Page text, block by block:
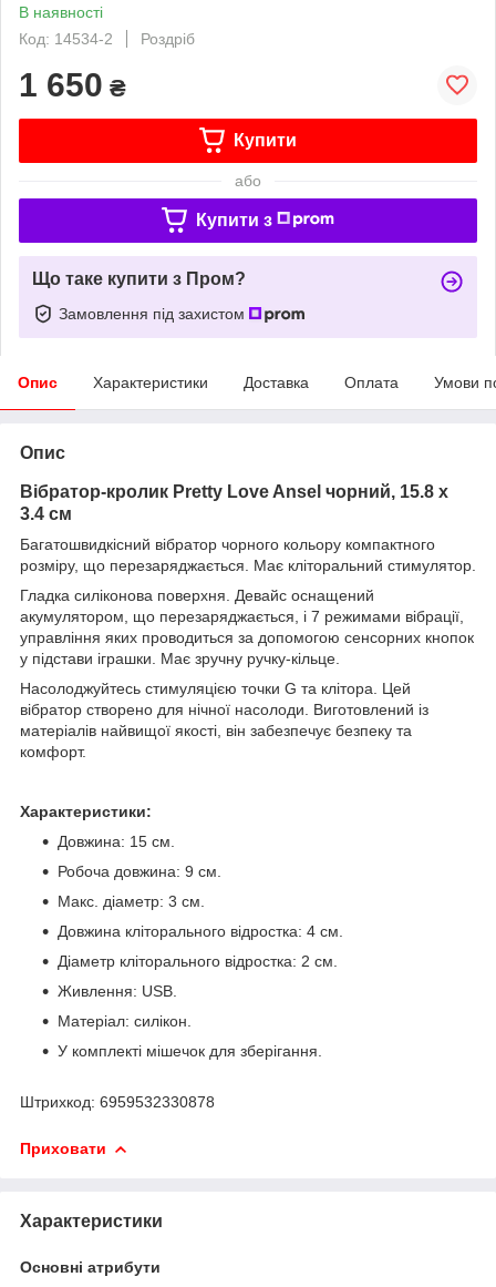
В наявності
Код: 14534-2
Роздріб
1 650 ₴
Купити
або
Купити з
Що таке купити з Пром?
Замовлення під захистом
Опис Характеристики Доставка Оплата Умови
Опис
Вібратор-кролик Pretty Love Ansel чорний, 15.8 х
3.4 см
Багатошвидкісний вібратор чорного кольору компактного
розміру, що перезаряджається. Має кліторальний стимулятор.
Гладка силіконова поверхня. Девайс оснащений
акумулятором, що перезаряджається, і 7 режимами вібрації,
управління яких проводиться за допомогою сенсорних кнопок
у підстави іграшки. Має зручну ручку-кільце.
Насолоджуйтесь стимуляцією точки G та клітора. Цей
вібратор створено для нічної насолоди. Виготовлений із
матеріалів найвищої якості, він забезпечує безпеку та
комфорт.
Характеристики:
Довжина: 15 см.
Робоча довжина: 9 см.
Макс. діаметр: 3 см.
Довжина кліторального відростка: 4 см.
Діаметр кліторального відростка: 2 см.
Живлення: USB.
Матеріал: силікон.
У комплекті мішечок для зберігання.
Штрихкод: 6959532330878
Приховати
Характеристики
Основні атрибути